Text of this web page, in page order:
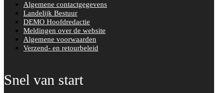
Algemene contactgegevens
Landelijk Bestuur
DEMO Hoofdredactie
Meldingen over de website
Algemene voorwaarden
Verzend- en retourbeleid
Snel van start